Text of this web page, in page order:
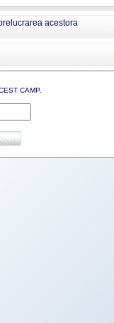
acestora
CAMP.